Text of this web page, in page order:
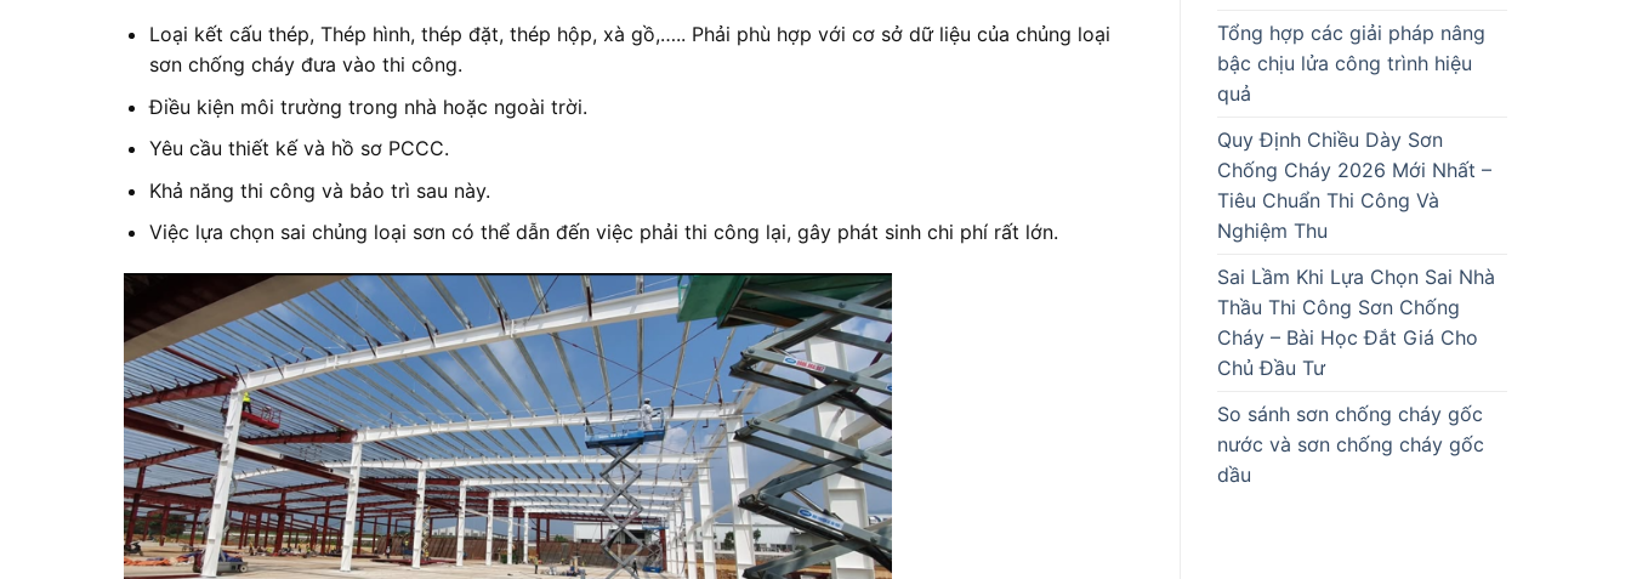
Loại kết cấu thép, Thép hình, thép đặt, thép hộp, xà gồ,….. Phải phù hợp với cơ sở dữ liệu của chủng loại
sơn chống cháy đưa vào thi công.
Điều kiện môi trường trong nhà hoặc ngoài trời.
Yêu cầu thiết kế và hồ sơ PCCC.
Khả năng thi công và bảo trì sau này.
Việc lựa chọn sai chủng loại sơn có thể dẫn đến việc phải thi công lại, gây phát sinh chi phí rất lớn.
Tổng hợp các giải pháp nâng
bậc chịu lửa công trình hiệu
quả
Quy Định Chiều Dày Sơn
Chống Cháy 2026 Mới Nhất –
Tiêu Chuẩn Thi Công Và
Nghiệm Thu
Sai Lầm Khi Lựa Chọn Sai Nhà
Thầu Thi Công Sơn Chống
Cháy – Bài Học Đắt Giá Cho
Chủ Đầu Tư
So sánh sơn chống cháy gốc
nước và sơn chống cháy gốc
dầu